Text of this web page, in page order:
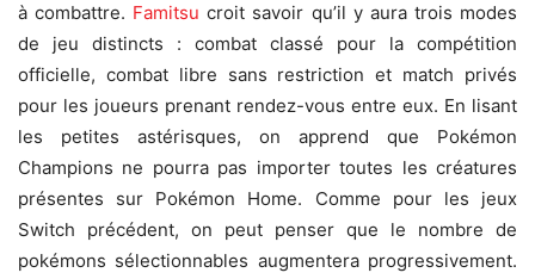
à combattre. Famitsu croit savoir qu’il y aura trois modes
de jeu distincts : combat classé pour la compétition
officielle, combat libre sans restriction et match privés
pour les joueurs prenant rendez-vous entre eux. En lisant
les petites astérisques, on apprend que Pokémon
Champions ne pourra pas importer toutes les créatures
présentes sur Pokémon Home. Comme pour les jeux
Switch précédent, on peut penser que le nombre de
pokémons sélectionnables augmentera progressivement.